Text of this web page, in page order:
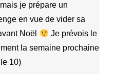
je prépare un
en vue de vider sa
Noël
Je prévois le
la semaine prochaine
10)